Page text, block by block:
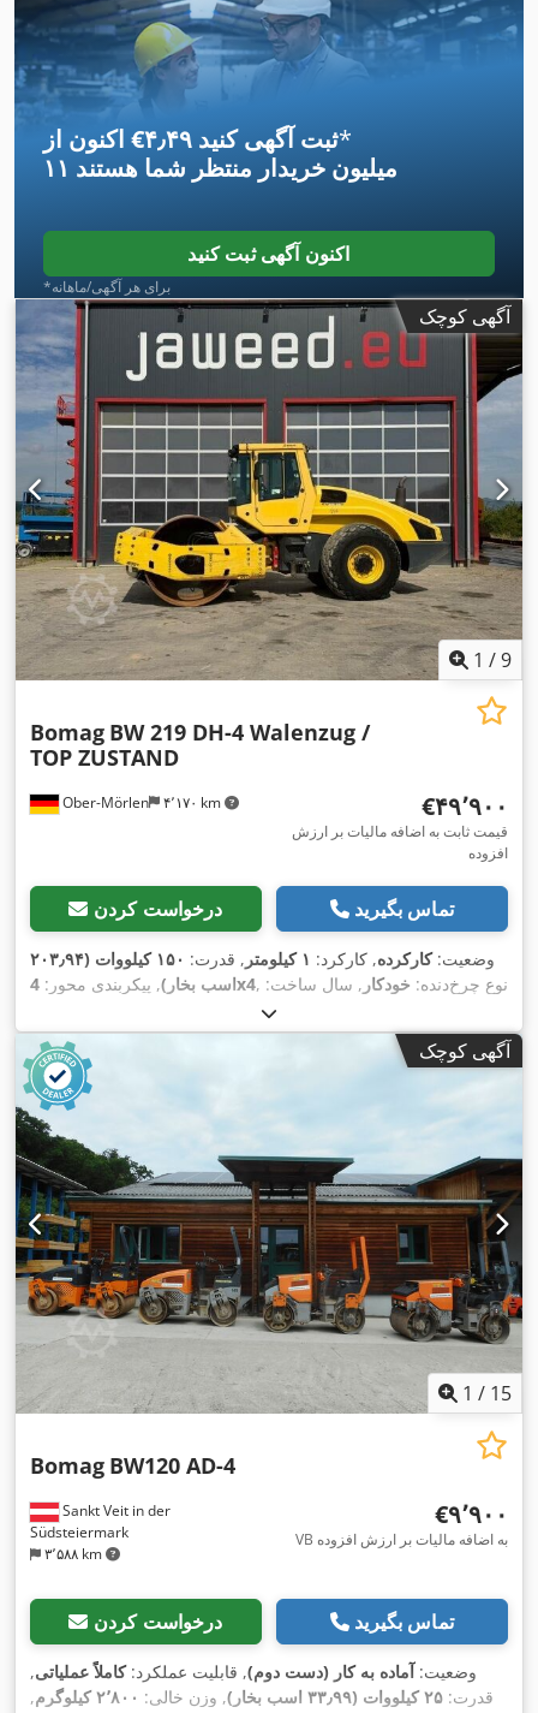
اکنون از ‎€۴٫۴۹ ثبت آگهی کنید*
۱۱ میلیون خریدار منتظر شما هستند
اکنون آگهی ثبت کنید
*برای هر آگهی/ماهانه
آگهی کوچک
1 /9
Ober-Mörlen ۴٬۱۷۰ km
Bomag BW 219 DH-4 Walenzug /
TOP ZUSTAND
‎€۴۹٬۹۰۰
قیمت ثابت به اضافه مالیات بر ارزش
افزوده
درخواست کردن تماس بگیرید
وضعیت:کارکرده, کارکرد: ۱ کیلومتر , قدرت:
۱۵۰ کیلووات (۲۰۳٫۹۴
اسب بخار), پیکربندی محور: 4x4 , نوع چرخ‌دنده: خودکار , سال ساخت:
آگهی کوچک
1 / 15
Sankt Veit in der
Südsteiermark
۳٬۵۸۸ km
Bomag BW120 AD-4
‎€۹٬۹۰۰
VB به اضافه مالیات بر ارزش افزوده
درخواست کردن تماس بگیرید
وضعیت: آماده به کار (دست دوم), قابلیت عملکرد:کاملاً عملیاتی,
قدرت: ۲۵ کیلووات (۳۳٫۹۹ اسب بخار) , وزن خالی: ۲٬۸۰۰ کیلوگرم
,